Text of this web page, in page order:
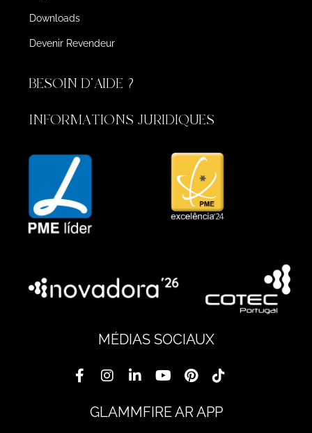
Downloads
Devenir Revendeur
BESOIN D'AIDE ?
INFORMATIONS JURIDIQUES
MÉDIAS SOCIAUX
GLAMMFIRE AR APP